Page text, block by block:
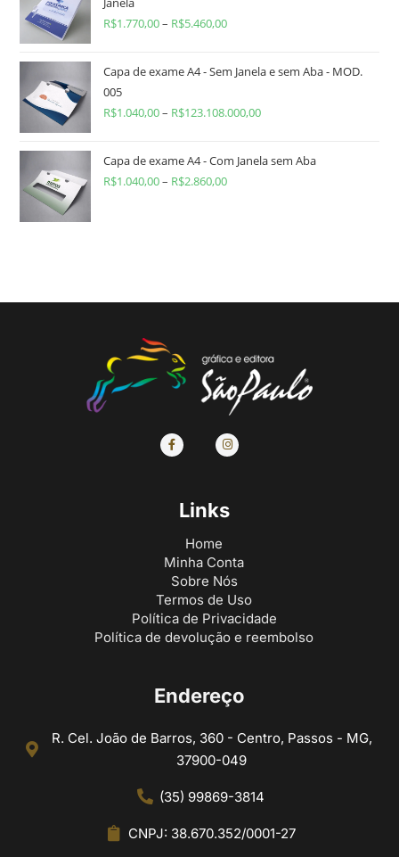
R$1.770,00– R$5.460,00
Capa de exame A4 - Sem Janela e sem Aba - MOD.
005
R$1.040,00– R$123.108.000,00
Capa de exame A4 - Com Janela sem Aba
R$1.040,00– R$2.860,00
Links
Home
Minha Conta
Sobre Nós
Termos de Uso
Política de Privacidade
Política de devolução e reembolso
Endereço
R. Cel. João de Barros, 360 - Centro, Passos - MG,
37900-049
(35) 99869-3814
CNPJ: 38.670.352/0001-27